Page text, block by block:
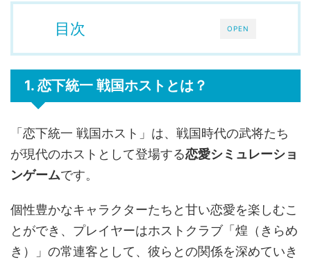
OPEN
目次
1. 恋下統一 戦国ホストとは？
「恋下統一 戦国ホスト」は、戦国時代の武将たち
が現代のホストとして登場する恋愛シミュレーショ
ンゲームです。
個性豊かなキャラクターたちと甘い恋愛を楽しむこ
とができ、プレイヤーはホストクラブ「煌（きらめ
き）」の常連客として、彼らとの関係を深めていき